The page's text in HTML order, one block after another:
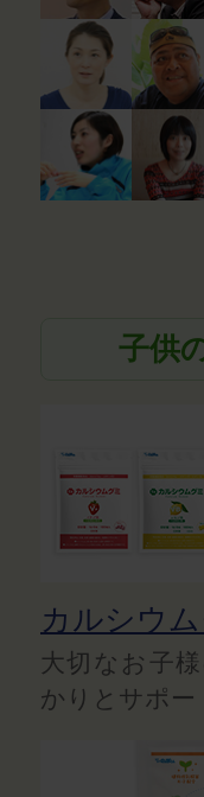
子供
カルシウム
大切なお子
かりとサポー